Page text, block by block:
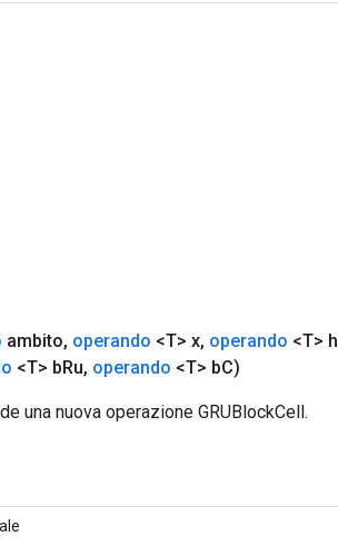
ambito, operando <T> x, operando <T> h
<T> bRu, operando <T> bC)
una nuova operazione GRUBlockCell.